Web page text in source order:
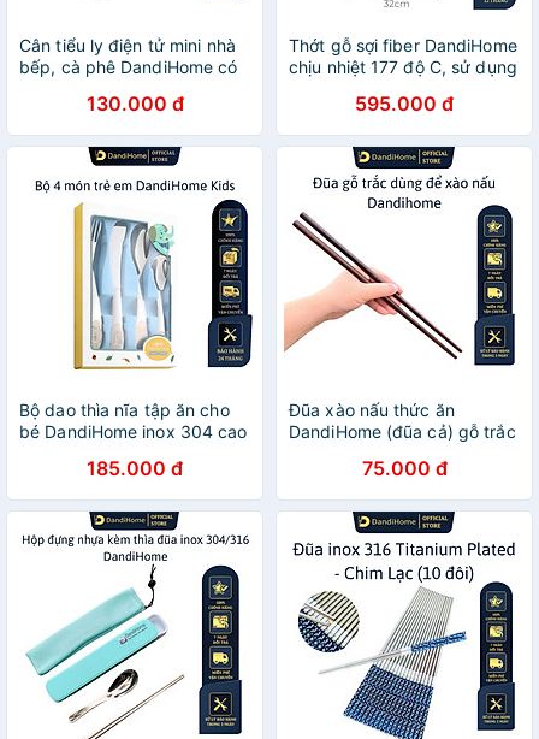
Cân tiểu ly điện tử mini nhà
bếp, cà phê DandiHome có
130.000 đ
Thớt gỗ sợi fiber DandiHome
chịu nhiệt 177 độ C, sử dụng
không mùi, không lo ẩm mốc
595.000 đ
Bộ dao thìa nĩa tập ăn cho
bé DandiHome inox 304 cao
185.000 đ
Đũa xào nấu thức ăn
DandiHome (đũa cả) gỗ trắc
không độc hại khi gặp nhiệt
độ cao
75.000 đ